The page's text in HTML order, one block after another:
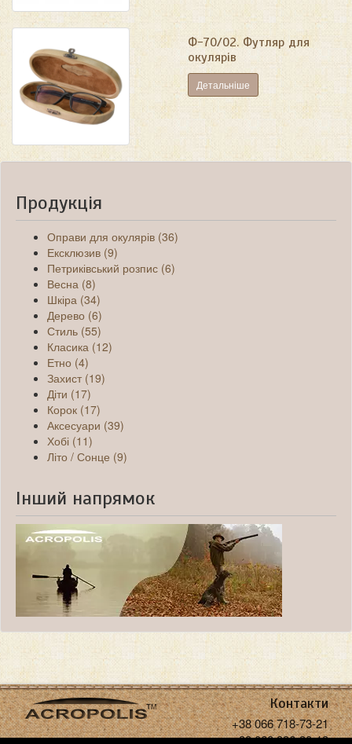
Ф-70/02. Футляр для
окулярів
Детальніше
Продукція
Оправи для окулярів (36)
Ексклюзив (9)
Петриківський розпис (6)
Весна (8)
Шкіра (34)
Дерево (6)
Стиль (55)
Класика (12)
Етно (4)
Захист (19)
Діти (17)
Корок (17)
Аксесуари (39)
Хобі (11)
Літо / Сонце (9)
Інший напрямок
Контакти
+38 066 718-73-21
+38 068 936-30-18